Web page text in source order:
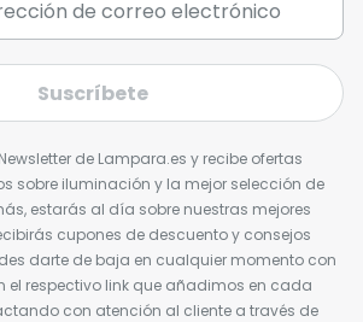
Suscríbete
de Lampara.es y recibe ofertas
sobre iluminación y la mejor selección de
estarás al día sobre nuestras mejores
cupones de descuento y consejos
darte de baja en cualquier momento con
el respectivo link que añadimos en cada
con atención al cliente a través de